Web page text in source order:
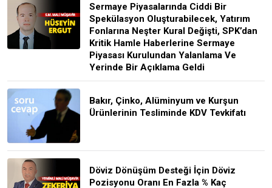
Sermaye Piyasalarında Ciddi Bir
Spekülasyon Oluşturabilecek, Yatırım
Fonlarına Neşter Kural Değişti, SPK’dan
Kritik Hamle Haberlerine Sermaye
Piyasası Kurulundan Yalanlama Ve
Yerinde Bir Açıklama Geldi
Bakır, Çinko, Alüminyum ve Kurşun
Ürünlerinin Tesliminde KDV Tevkifatı
Döviz Dönüşüm Desteği İçin Döviz
Pozisyonu Oranı En Fazla % Kaç